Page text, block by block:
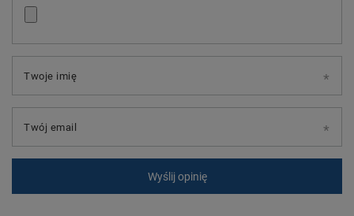
Twoje imię
Twój email
Wyślij opinię